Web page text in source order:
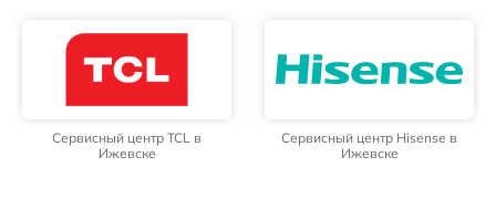
Сервисный центр TCL в
Ижевске
Сервисный центр Hisense в
Ижевске